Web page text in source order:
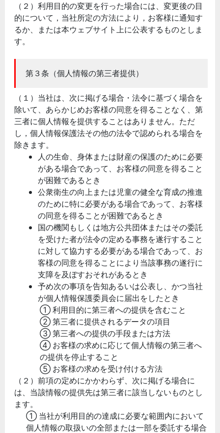
（２）利用目的の変更を行った場合には、変更後の目
的について，当社所定の方法により，お客様に通知す
るか、または本ウェブサイト上に公表するものとしま
す。
第３条（個人情報の第三者提供）
（１）当社は、次に掲げる場合・法令に基づく場合を
除いて、あらかじめお客様の同意を得ることなく、第
三者に個人情報を提供することはありません。ただ
し，個人情報保護法その他の法令で認められる場合を
除きます。
人の生命、身体または財産の保護のために必要
がある場合であって、お客様の同意を得ること
が困難であるとき
公衆衛生の向上または児童の健全な育成の推進
のために特に必要がある場合であって、お客様
の同意を得ることが困難であるとき
国の機関もしくは地方公共団体またはその委託
を受けた者が法令の定める事務を遂行すること
に対して協力する必要がある場合であって、お
客様の同意を得ることにより当該事務の遂行に
支障を及ぼすおそれがあるとき
予め次の事項を告知あるいは公表し、かつ当社
が個人情報保護委員会に届出をしたとき
① 利用目的に第三者への提供を含むこと
② 第三者に提供されるデータの項目
③ 第三者への提供の手段または方法
④ お客様の求めに応じて個人情報の第三者へ
の提供を停止すること
⑤ お客様の求めを受け付ける方法
（２）前項の定めにかかわらず、次に掲げる場合に
は、当該情報の提供先は第三者に該当しないものとし
ます。
① 当社が利用目的の達成に必要な範囲内において
個人情報の取扱いの全部または一部を委託する場合